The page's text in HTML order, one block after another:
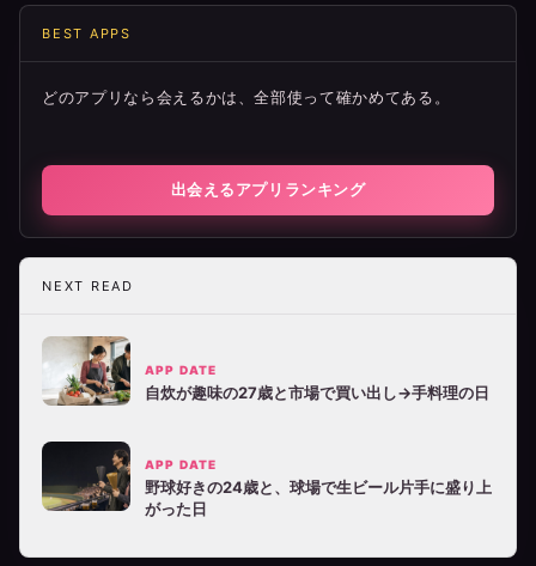
BEST APPS
どのアプリなら会えるかは、全部使って確かめてある。
出会えるアプリランキング
NEXT READ
APP DATE
自炊が趣味の27歳と市場で買い出し→手料理の日
APP DATE
野球好きの24歳と、球場で生ビール片手に盛り上
がった日